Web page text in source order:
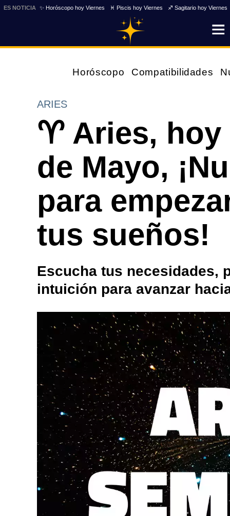
ES NOTICIA ✨ Horóscopo hoy Viernes ♓ Piscis hoy Viernes ♐ Sagitario hoy Viernes
Horóscopo Compatibilidades
ARIES
♈ Aries,
de Mayo,
para
tus sueños!
Escucha tus necesidades,
intuición para avanzar